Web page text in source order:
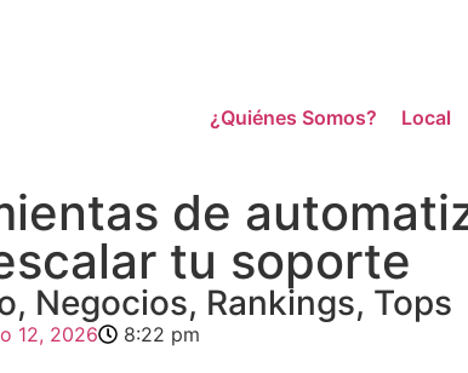
¿Quiénes Somos? Local
de
tu soporte
, Negocios, Rankings, Tops
12, 2026 8:22 pm